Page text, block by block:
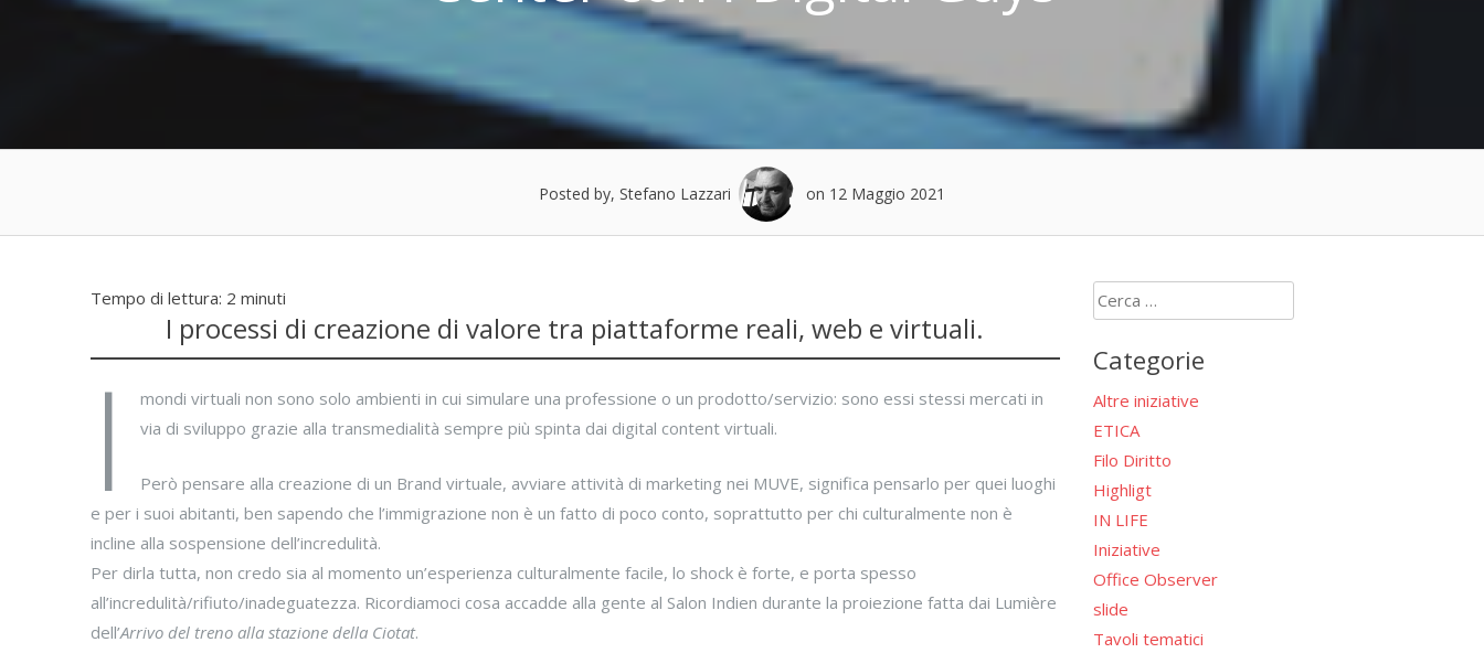
Posted by, Stefano Lazzari on 12 Maggio 2021
Tempo di lettura: 2 minuti
I processi di creazione di valore tra piattaforme reali, web e virtuali.
I
mondi virtuali non sono solo ambienti in cui simulare una professione o un prodotto/servizio: sono essi stessi mercati in
via di sviluppo grazie alla transmedialità sempre più spinta dai digital content virtuali.
Però pensare alla creazione di un Brand virtuale, avviare attività di marketing nei MUVE, significa pensarlo per quei luoghi
e per i suoi abitanti, ben sapendo che l’immigrazione non è un fatto di poco conto, soprattutto per chi culturalmente non è
incline alla sospensione dell’incredulità.
Per dirla tutta, non credo sia al momento un’esperienza culturalmente facile, lo shock è forte, e porta spesso
all’incredulità/rifiuto/inadeguatezza. Ricordiamoci cosa accadde alla gente al Salon Indien durante la proiezione fatta dai Lumière
dell’Arrivo del treno alla stazione della Ciotat.
Ricerca
per:
Categorie
Altre iniziative
ETICA
Filo Diritto
Highligt
IN LIFE
Iniziative
Office Observer
slide
Tavoli tematici